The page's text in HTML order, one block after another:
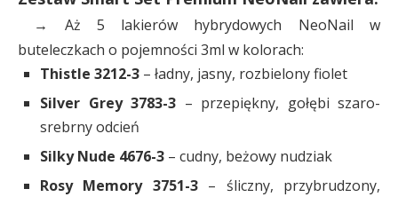
→ Aż 5 lakierów hybrydowych NeoNail w
buteleczkach o pojemności 3ml w kolorach:
Thistle 3212-3 – ładny, jasny, rozbielony fiolet
Silver Grey 3783-3 – przepiękny, gołębi szaro-
srebrny odcień
Silky Nude 4676-3 – cudny, beżowy nudziak
Rosy Memory 3751-3 – śliczny, przybrudzony,